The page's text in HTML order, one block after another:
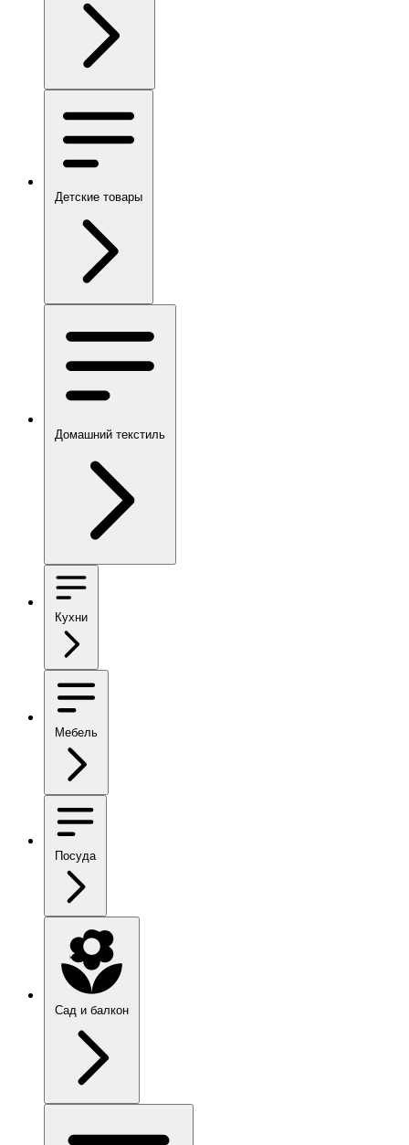
Детские товары
Домашний текстиль
Кухни
Мебель
Посуда
Сад и балкон